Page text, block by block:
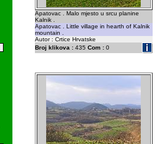
Apatovac . Malo mjesto u srcu planine
Kalnik .
Apatovac . Little village in hearth of Kalnik
mountain .
Autor : Crtice Hrvatske
Broj klikova :435 Com :0